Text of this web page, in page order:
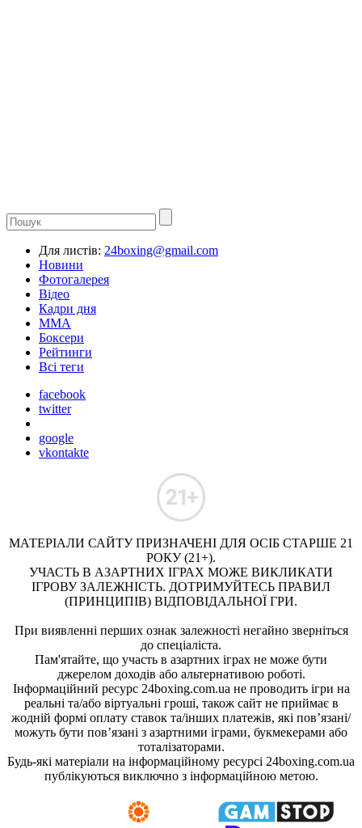
Для листів: 24boxing@gmail.com
Новини
Фотогалерея
Відео
Кадри дня
ММА
Боксери
Рейтинги
Всі теги
facebook
twitter
google
vkontakte
МАТЕРІАЛИ САЙТУ ПРИЗНАЧЕНІ ДЛЯ ОСІБ СТАРШЕ 21
РОКУ (21+).
УЧАСТЬ В АЗАРТНИХ ІГРАХ МОЖЕ ВИКЛИКАТИ
ІГРОВУ ЗАЛЕЖНІСТЬ. ДОТРИМУЙТЕСЬ ПРАВИЛ
(ПРИНЦИПІВ) ВІДПОВІДАЛЬНОЇ ГРИ.
При виявленні перших ознак залежності негайно зверніться
до спеціаліста.
Пам'ятайте, що участь в азартних іграх не може бути
джерелом доходів або альтернативою роботі.
Інформаційний ресурс 24boxing.com.ua не проводить ігри на
реальні та/або віртуальні гроші, також сайт не приймає в
жодній формі оплату ставок та/інших платежів, які пов’язані/
можуть бути пов’язані з азартними іграми, букмекерами або
тоталізаторами.
Будь-які матеріали на інформаційному ресурсі 24boxing.com.ua
публікуються виключно з інформаційною метою.